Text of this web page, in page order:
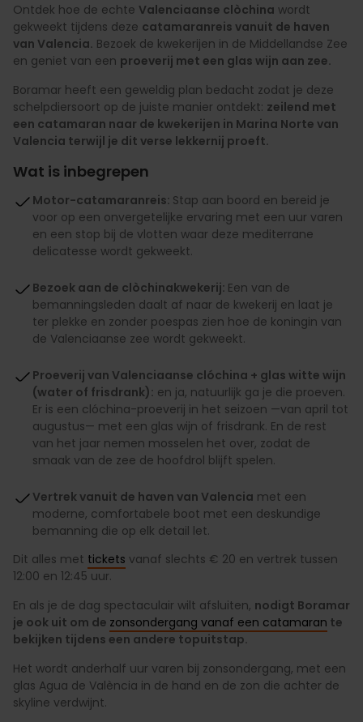
Ontdek hoe de echte Valenciaanse clòchina wordt
gekweekt tijdens deze catamaranreis vanuit de haven
van Valencia. Bezoek de kwekerijen in de Middellandse Zee
en geniet van een proeverij met een glas wijn aan zee.
Boramar heeft een geweldig plan bedacht zodat je deze
schelpdiersoort op de juiste manier ontdekt: zeilend met
een catamaran naar de kwekerijen in Marina Norte van
Valencia terwijl je dit verse lekkernij proeft.
Wat is inbegrepen
Motor-catamaranreis: Stap aan boord en bereid je
voor op een onvergetelijke ervaring met een uur varen
en een stop bij de vlotten waar deze mediterrane
delicatesse wordt gekweekt.
Bezoek aan de clòchinakwekerij: Een van de
bemanningsleden daalt af naar de kwekerij en laat je
ter plekke en zonder poespas zien hoe de koningin van
de Valenciaanse zee wordt gekweekt.
Proeverij van Valenciaanse clóchina + glas witte wijn
(water of frisdrank): en ja, natuurlijk ga je die proeven.
Er is een clóchina-proeverij in het seizoen —van april tot
augustus— met een glas wijn of frisdrank. En de rest
van het jaar nemen mosselen het over, zodat de
smaak van de zee de hoofdrol blijft spelen.
Vertrek vanuit de haven van Valencia met een
moderne, comfortabele boot met een deskundige
bemanning die op elk detail let.
Dit alles met tickets vanaf slechts € 20 en vertrek tussen
12:00 en 12:45 uur.
En als je de dag spectaculair wilt afsluiten, nodigt Boramar
je ook uit om de zonsondergang vanaf een catamaran te
bekijken tijdens een andere topuitstap.
Het wordt anderhalf uur varen bij zonsondergang, met een
glas Agua de València in de hand en de zon die achter de
skyline verdwijnt.